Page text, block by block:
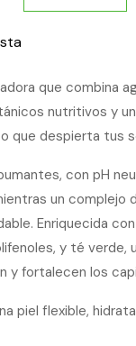
que combina
nutritivos y
que despierta tus
con pH
un
Enriquecida
y té verde,
y fortalecen los
piel flexible,